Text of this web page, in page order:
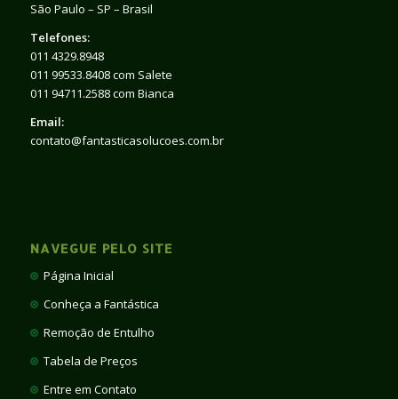
São Paulo – SP – Brasil
Telefones:
011 4329.8948
011 99533.8408 com Salete
011 94711.2588 com Bianca
Email:
contato@fantasticasolucoes.com.br
NAVEGUE PELO SITE
Página Inicial
Conheça a Fantástica
Remoção de Entulho
Tabela de Preços
Entre em Contato